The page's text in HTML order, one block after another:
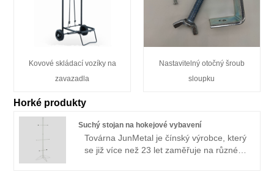
Kovové skládací vozíky na
zavazadla
Nastavitelný otočný šroub
sloupku
Horké produkty
Suchý stojan na hokejové vybavení
Továrna JunMetal je čínský výrobce, který
se již více než 23 let zaměřuje na různé